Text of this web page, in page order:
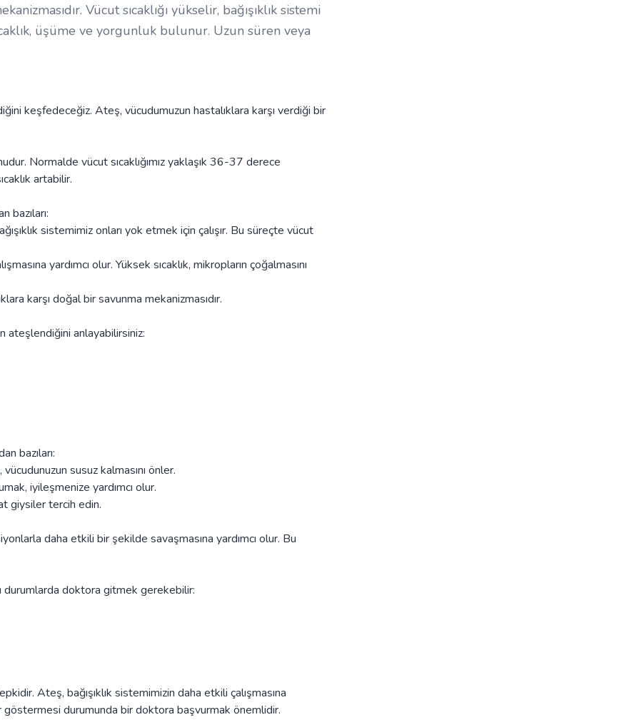
Vücut sıcaklığı yükselir, bağışıklık sistemi
üşüme ve yorgunluk bulunur. Uzun süren veya
keşfedeceğiz. Ateş, vücudumuzun hastalıklara karşı verdiği bir
Normalde vücut sıcaklığımız yaklaşık 36-37 derece
artabilir.
bazıları:
sistemimiz onları yok etmek için çalışır. Bu süreçte vücut
yardımcı olur. Yüksek sıcaklık, mikropların çoğalmasını
karşı doğal bir savunma mekanizmasıdır.
ateşlendiğini anlayabilirsiniz:
bazıları:
susuz kalmasını önler.
iyileşmenize yardımcı olur.
giysiler tercih edin.
daha etkili bir şekilde savaşmasına yardımcı olur. Bu
durumlarda doktora gitmek gerekebilir:
Ateş, bağışıklık sistemimizin daha etkili çalışmasına
durumunda bir doktora başvurmak önemlidir.